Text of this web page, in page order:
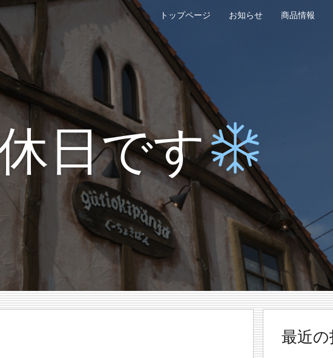
トップページ お知らせ 商品情報
日です
最近の